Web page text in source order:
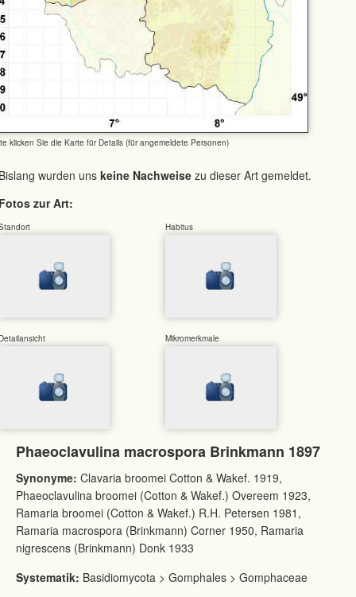
klicken Sie die Karte für Details (für angemeldete Personen)
wurden uns keine Nachweise zu dieser Art gemeldet.
zur Art:
Habitus
Mikromerkmale
Phaeoclavulina macrospora Brinkmann 1897
Synonyme: Clavaria broomei Cotton & Wakef. 1919,
Phaeoclavulina broomei (Cotton & Wakef.) Overeem 1923,
Ramaria broomei (Cotton & Wakef.) R.H. Petersen 1981,
Ramaria macrospora (Brinkmann) Corner 1950, Ramaria
nigrescens (Brinkmann) Donk 1933
Systematik: Basidiomycota > Gomphales > Gomphaceae